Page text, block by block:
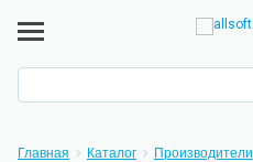
Главная Каталог Производители